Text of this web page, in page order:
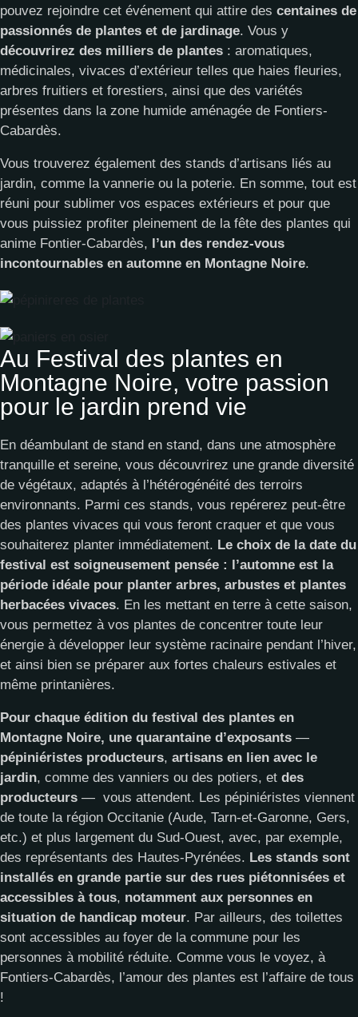
pouvez rejoindre cet événement qui attire des centaines de
passionnés de plantes et de jardinage. Vous y
découvrirez des milliers de plantes : aromatiques,
médicinales, vivaces d’extérieur telles que haies fleuries,
arbres fruitiers et forestiers, ainsi que des variétés
présentes dans la zone humide aménagée de Fontiers-
Cabardès.
Vous trouverez également des stands d’artisans liés au
jardin, comme la vannerie ou la poterie. En somme, tout est
réuni pour sublimer vos espaces extérieurs et pour que
vous puissiez profiter pleinement de la fête des plantes qui
anime Fontier-Cabardès, l’un des rendez-vous
incontournables en automne en Montagne Noire.
Au Festival des plantes en
Montagne Noire, votre passion
pour le jardin prend vie
En déambulant de stand en stand, dans une atmosphère
tranquille et sereine, vous découvrirez une grande diversité
de végétaux, adaptés à l’hétérogénéité des terroirs
environnants. Parmi ces stands, vous repérerez peut-être
des plantes vivaces qui vous feront craquer et que vous
souhaiterez planter immédiatement. Le choix de la date du
festival est soigneusement pensée : l’automne est la
période idéale pour planter arbres, arbustes et plantes
herbacées vivaces. En les mettant en terre à cette saison,
vous permettez à vos plantes de concentrer toute leur
énergie à développer leur système racinaire pendant l’hiver,
et ainsi bien se préparer aux fortes chaleurs estivales et
même printanières.
Pour chaque édition du festival des plantes en
Montagne Noire, une quarantaine d’exposants —
pépiniéristes producteurs, artisans en lien avec le
jardin, comme des vanniers ou des potiers, et des
producteurs — vous attendent. Les pépiniéristes viennent
de toute la région Occitanie (Aude, Tarn-et-Garonne, Gers,
etc.) et plus largement du Sud-Ouest, avec, par exemple,
des représentants des Hautes-Pyrénées. Les stands sont
installés en grande partie sur des rues piétonnisées et
accessibles à tous, notamment aux personnes en
situation de handicap moteur. Par ailleurs, des toilettes
sont accessibles au foyer de la commune pour les
personnes à mobilité réduite. Comme vous le voyez, à
Fontiers-Cabardès, l’amour des plantes est l’affaire de tous
!